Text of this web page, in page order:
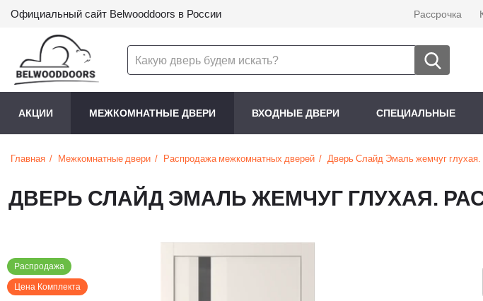
Официальный сайт Belwooddoors в России Рассрочка
АКЦИИ МЕЖКОМНАТНЫЕ ДВЕРИ ВХОДНЫЕ ДВЕРИ СПЕЦИАЛЬНЫЕ
Главная Межкомнатные двери Распродажа межкомнатных дверей Дверь Слайд Эмаль жемчуг
ДВЕРЬ СЛАЙД ЭМАЛЬ ЖЕМЧУГ ГЛУХАЯ.
Распродажа
Цена Комплекта